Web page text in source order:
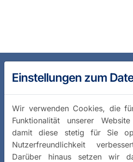
Einstellungen zum
Wir verwenden Cookies, die
Funktionalität unserer
damit diese stetig für Sie
Nutzerfreundlichkeit
Darüber hinaus setzen wir